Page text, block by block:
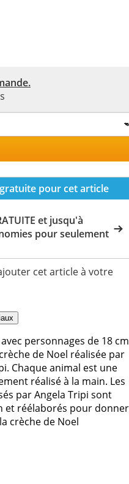
pour cet article
et jusqu'à
pour seulement
cet article à votre
personnages de 18
de Noel réalisée par
Chaque animal est une
réalisé à la main. Les
par Angela Tripi sont
et réélaborés pour donner
crèche de Noel